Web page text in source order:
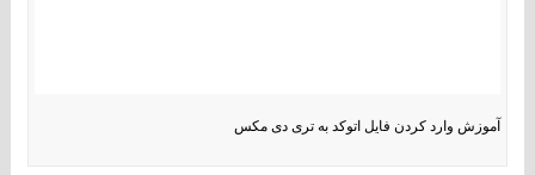
آموزش وارد کردن فایل اتوکد به تری دی مکس